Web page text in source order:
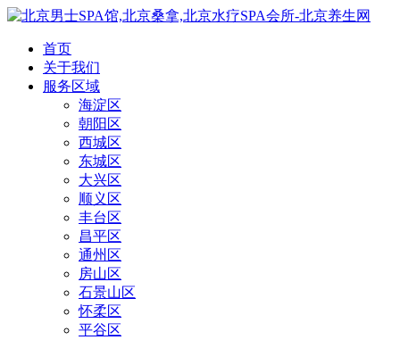
首页
关于我们
服务区域
海淀区
朝阳区
西城区
东城区
大兴区
顺义区
丰台区
昌平区
通州区
房山区
石景山区
怀柔区
平谷区